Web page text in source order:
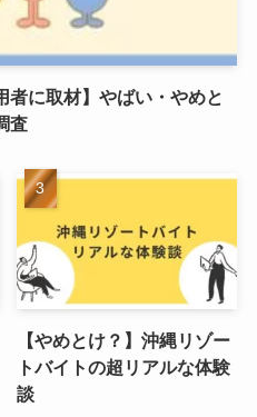
者に取材】やばい・やめと
査
【やめとけ？】沖縄リゾー
トバイトの超リアルな体験
談